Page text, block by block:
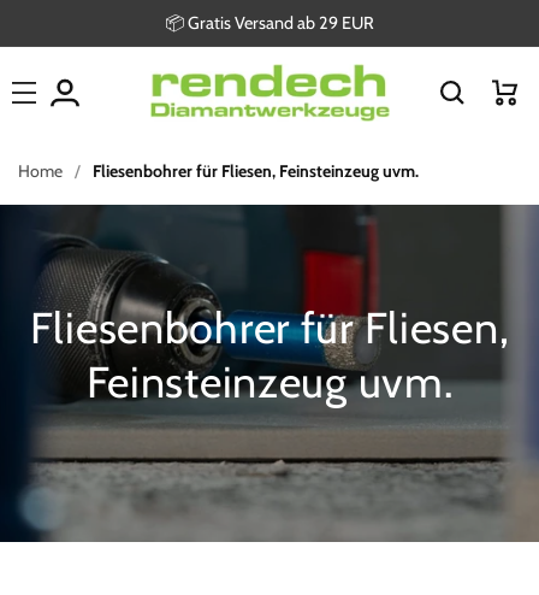
Inhalt
📦 Gratis Versand ab 29 EUR
Home Fliesenbohrer für Fliesen, Feinsteinzeug uvm.
Fliesenbohrer für Fliesen,
Feinsteinzeug uvm.